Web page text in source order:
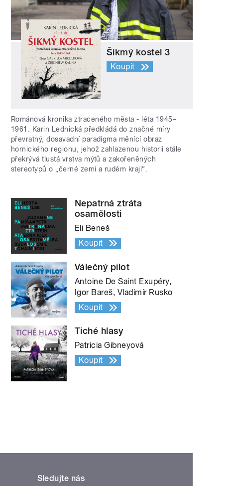
Šikmý kostel 3
Koupit
Románová kronika ztraceného města - léta 1945–
1961. Karin Lednická předkládá do značné míry
převratný, dosavadní paradigma měnící obraz
hornického regionu, jehož zahlazenou historii stále
překrývá tlustá vrstva mýtů a zakořeněných
stereotypů o „černé zemi a rudém kraji“.
Nepatrná ztráta
osamělosti
Eli Beneš
Koupit
Válečný pilot
Antoine De Saint Exupéry,
Igor Bareš, Vladimír Rusko
Koupit
Tiché hlasy
Patricia Gibneyová
Koupit
Sledujte nás